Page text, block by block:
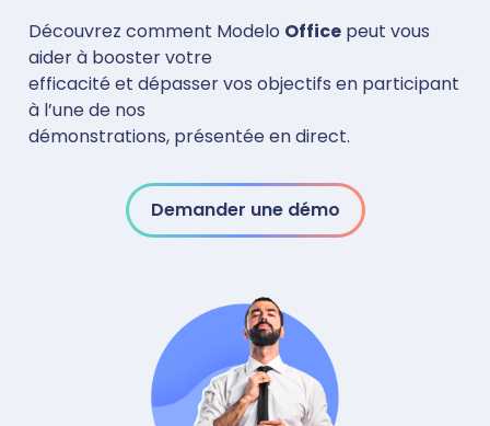
Découvrez comment Modelo Office peut vous
aider à booster votre
efficacité et dépasser vos objectifs en participant
à l’une de nos
démonstrations, présentée en direct.
Demander une démo